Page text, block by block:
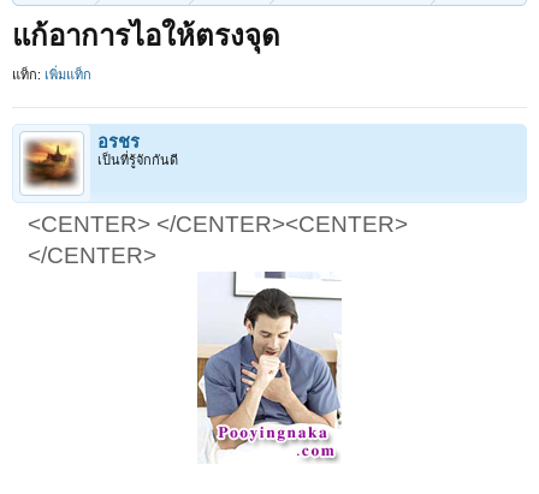
แก้อาการไอให้ตรงจุด
แท็ก: เพิ่มแท็ก
อรชร
เป็นที่รู้จักกันดี
<CENTER> </CENTER><CENTER>
</CENTER>